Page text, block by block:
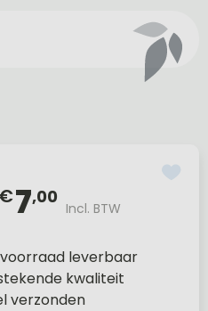
€7,00
Incl. BTW
leverbaar
kwaliteit
verzonden